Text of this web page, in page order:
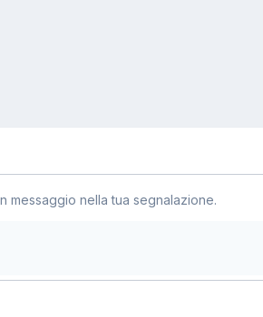
messaggio nella tua segnalazione.